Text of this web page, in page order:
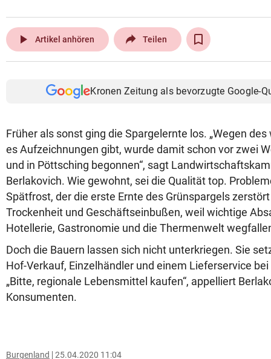
play_arrow Artikel anhören Teilen
Kronen Zeitung als bevorzugte Google-
Früher als sonst ging die Spargelernte los. „Wegen
es Aufzeichnungen gibt, wurde damit schon vor zwei
und in Pöttsching begonnen“, sagt
Berlakovich. Wie gewohnt, sei die Qualität top.
Spätfrost, der die erste Ernte des Grünspargels
Trockenheit und Geschäftseinbußen, weil wichtige
Hotellerie, Gastronomie und die Thermenwelt
Doch die Bauern lassen sich nicht unterkriegen. Sie
Hof-Verkauf, Einzelhändler und einem Lieferservice
„Bitte, regionale Lebensmittel kaufen“, appelliert
Konsumenten.
Burgenland 25.04.2020 11:04